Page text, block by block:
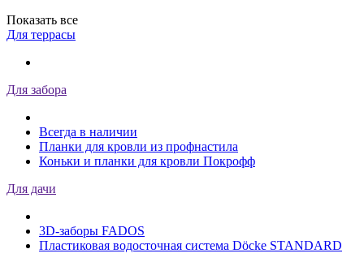
Показать все
Для террасы
Для забора
Всегда в наличии
Планки для кровли из профнастила
Коньки и планки для кровли Покрофф
Для дачи
3D-заборы FADOS
Пластиковая водосточная система Döcke STANDARD